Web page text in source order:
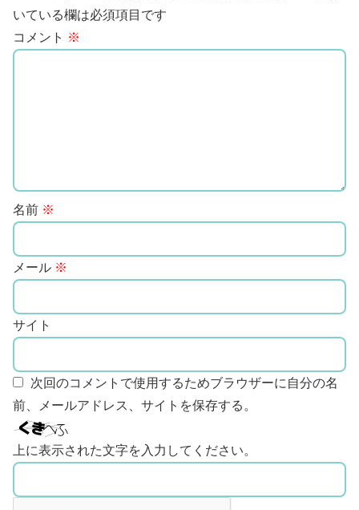
いている欄は必須項目です
コメント ※
名前 ※
メール ※
サイト
次回のコメントで使用するためブラウザーに自分の名
前、メールアドレス、サイトを保存する。
上に表示された文字を入力してください。